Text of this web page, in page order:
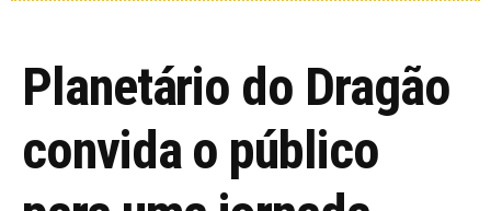
Planetário do Dragão
convida o público